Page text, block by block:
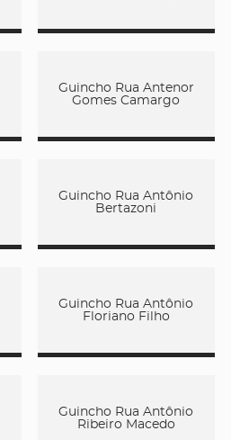
Guincho Rua Antenor
Gomes Camargo
Guincho Rua Antônio
Bertazoni
Guincho Rua Antônio
Floriano Filho
Guincho Rua Antônio
Ribeiro Macedo